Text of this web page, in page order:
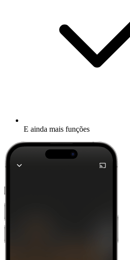
E ainda mais funções